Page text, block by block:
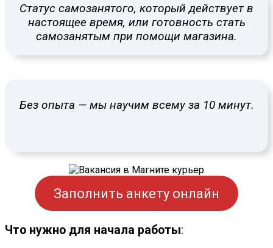
Статус самозанятого, который действует в
настоящее время, или готовность стать
самозанятым при помощи магазина.
Без опыта — мы научим всему за 10 минут.
Заполнить анкету онлайн
Что нужно для начала работы: